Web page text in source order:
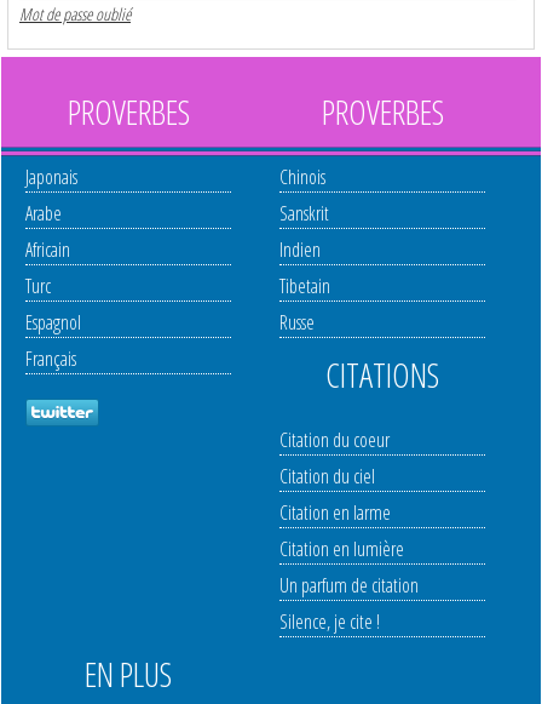
Mot de passe oublié
PROVERBES
Japonais
Arabe
Africain
Turc
Espagnol
Français
PROVERBES
Chinois
Sanskrit
Indien
Tibetain
Russe
CITATIONS
Citation du coeur
Citation du ciel
Citation en larme
Citation en lumière
Un parfum de citation
Silence, je cite !
EN PLUS